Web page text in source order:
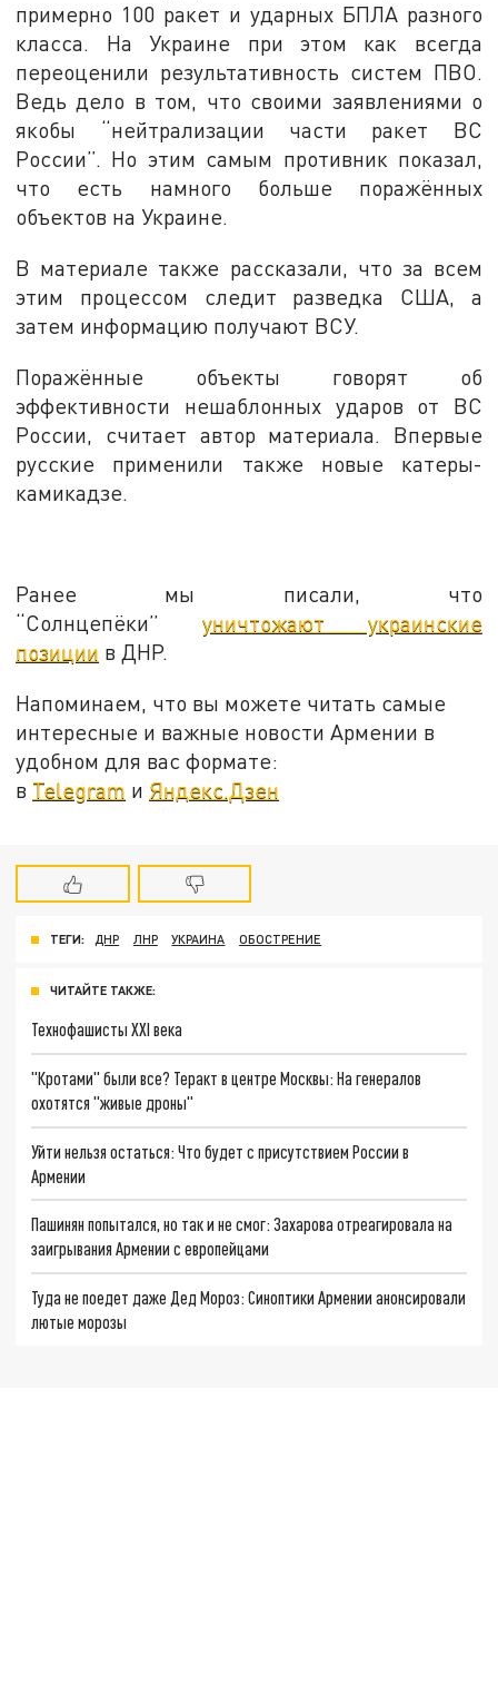
примерно 100 ракет и ударных БПЛА разного
класса. На Украине при этом как всегда
переоценили результативность систем ПВО.
Ведь дело в том, что своими заявлениями о
якобы “нейтрализации части ракет ВС
России”. Но этим самым противник показал,
что есть намного больше поражённых
объектов на Украине.
В материале также рассказали, что за всем
этим процессом следит разведка США, а
затем информацию получают ВСУ.
Поражённые объекты говорят об
эффективности нешаблонных ударов от ВС
России, считает автор материала. Впервые
русские применили также новые катеры-
камикадзе.
Ранее мы писали, что
“Солнцепёки” уничтожают украинские
позиции в ДНР.
Напоминаем, что вы можете читать самые
интересные и важные новости Армении в
удобном для вас формате:
в Telegram и Яндекс.Дзен
ТЕГИ: ДНР ЛНР УКРАИНА ОБОСТРЕНИЕ
ЧИТАЙТЕ ТАКЖЕ:
Технофашисты XXI века
"Кротами" были все? Теракт в центре Москвы: На генералов
охотятся "живые дроны"
Уйти нельзя остаться: Что будет с присутствием России в
Армении
Пашинян попытался, но так и не смог: Захарова отреагировала на
заигрывания Армении с европейцами
Туда не поедет даже Дед Мороз: Синоптики Армении анонсировали
лютые морозы